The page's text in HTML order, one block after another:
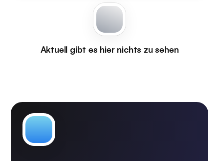
Aktuell gibt es hier nichts zu sehen